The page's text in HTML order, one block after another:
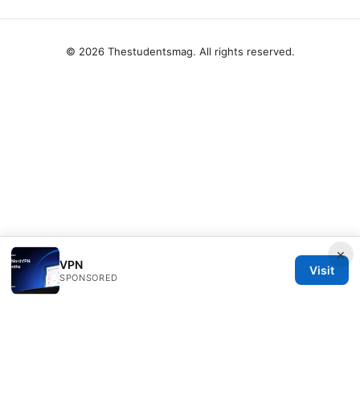
×
VPN
SPONSORED
Visit
© 2026 Thestudentsmag. All rights reserved.